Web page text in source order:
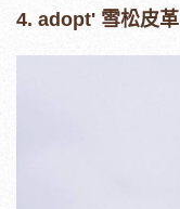
4. adopt' 雪松皮革